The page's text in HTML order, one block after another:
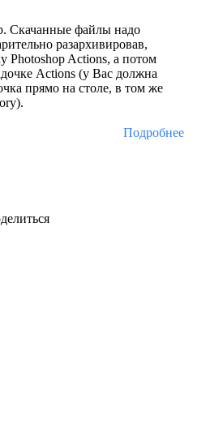
Скачанные файлы надо
разархивировав,
Photoshop Actions, а потом
Actions (у Вас должна
прямо на столе, в том же
Подробнее